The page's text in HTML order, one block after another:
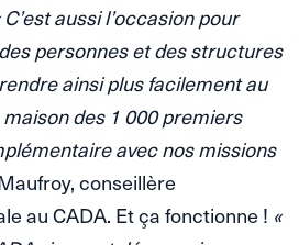
C’est aussi l’occasion pour
personnes et des structures
ainsi plus facilement au
des 1 000 premiers
avec nos missions
conseillère
au CADA. Et ça fonctionne ! «